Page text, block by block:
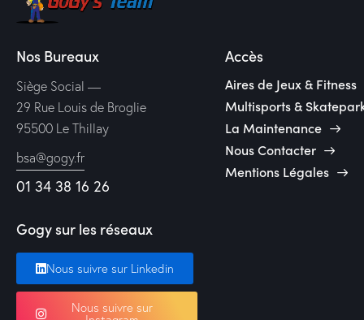
Nos Bureaux
Siège Social —
29 Rue Louis de Broglie
95500 Le Thillay
bsa@gogy.fr
01 34 38 16 26
Accès
Aires de Jeux & Fitness
Multisports &
La Maintenance
Nous Contacter
Mentions Légales
Gogy sur les réseaux
Nous suivre sur Linkedin
Nous suivre sur